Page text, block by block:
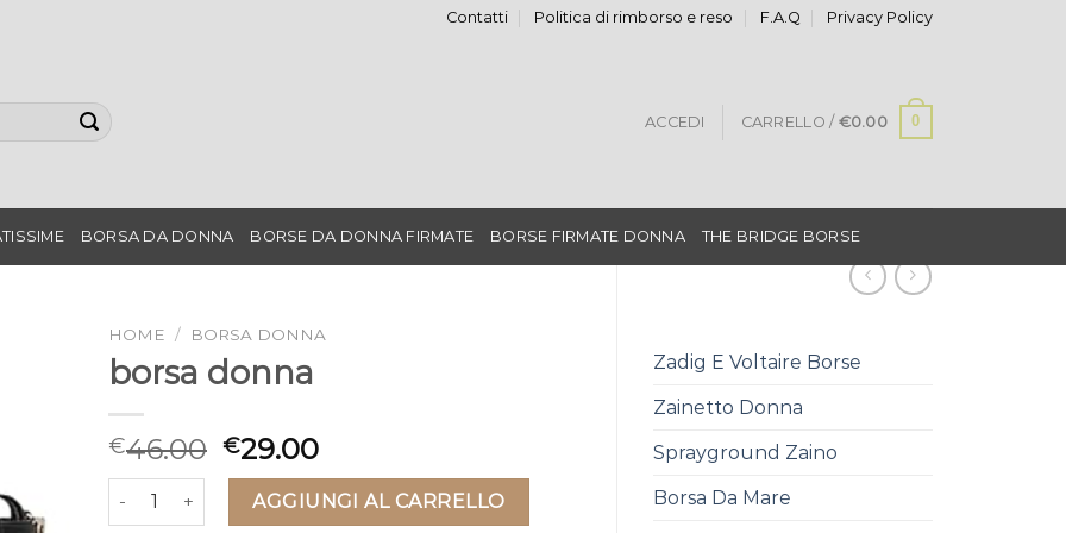
Contatti Politica di rimborso e reso F.A.Q Privacy Policy
ACCEDI CARRELLO / €0.00 0
BORSA DA DONNA BORSE DA DONNA FIRMATE BORSE FIRMATE DONNA THE BRIDGE BORSE
Zadig E Voltaire Borse
Zainetto Donna
Sprayground Zaino
Borsa Da Mare
HOME / BORSA DONNA
borsa donna
€46.00 €29.00
borsa donna quantitàAGGIUNGI AL CARRELLO